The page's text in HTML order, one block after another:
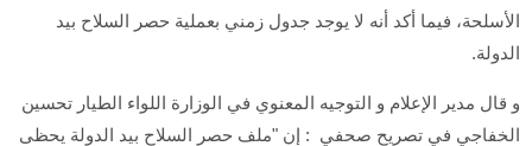
الأسلحة، فيما أكد أنه لا يوجد جدول زمني بعملية حصر السلاح بيد
الدولة.
و قال مدير الإعلام و التوجيه المعنوي في الوزارة اللواء الطيار تحسين
الخفاجي في تصريح صحفي : إن "ملف حصر السلاح بيد الدولة يحظى